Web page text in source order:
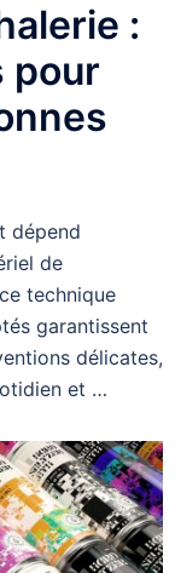
:
pour
dépend
de
technique
garantissent
délicates,
et …